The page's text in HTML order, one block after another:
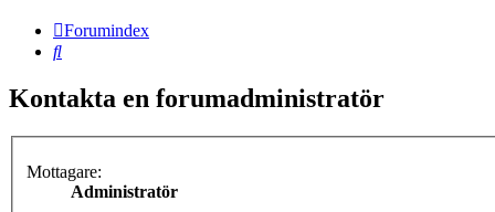
Forumindex
Sök
Kontakta en forumadministratör
Mottagare:
Administratör